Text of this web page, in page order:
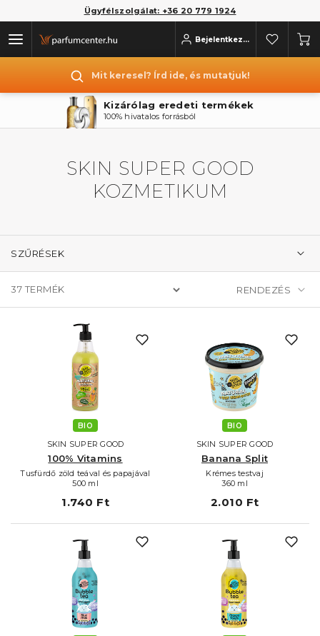
Ügyfélszolgálat: +36 20 779 1924
Bejelentkezés
Mit keresel? Írd ide, és mutatjuk!
Kizárólag eredeti termékek
100% hivatalos forrásból
SKIN SUPER GOOD
KOZMETIKUM
SZŰRÉSEK
37 TERMÉK
BIO
SKIN SUPER GOOD
100% Vitamins
Tusfürdő zöld teával és papajával
500 ml
1.740 Ft
BIO
SKIN SUPER GOOD
Banana Split
Krémes testvaj
360 ml
2.010 Ft